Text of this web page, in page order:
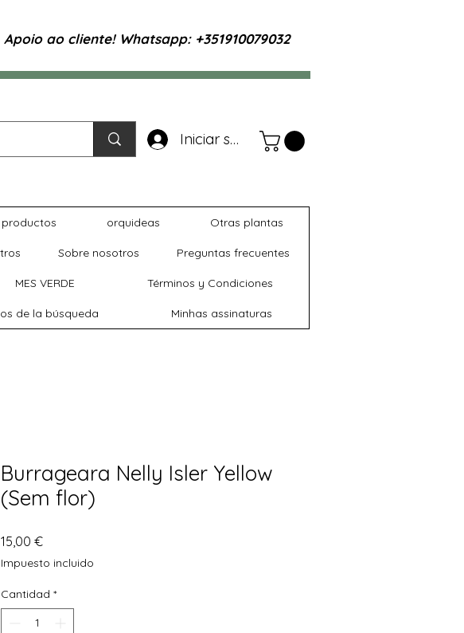
Apoio ao cliente! Whatsapp: +351910079032
Iniciar sesión
orquideas Otras plantas
Sobre nosotros Preguntas frecuentes
MES VERDE Términos y Condiciones
de la búsqueda Minhas assinaturas
Burrageara Nelly Isler Yellow
(Sem flor)
15,00 €Precio
Impuesto incluido
Cantidad *